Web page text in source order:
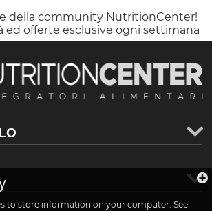
della community NutritionCenter!
ed offerte esclusive ogni settimana
to store information on your computer. See